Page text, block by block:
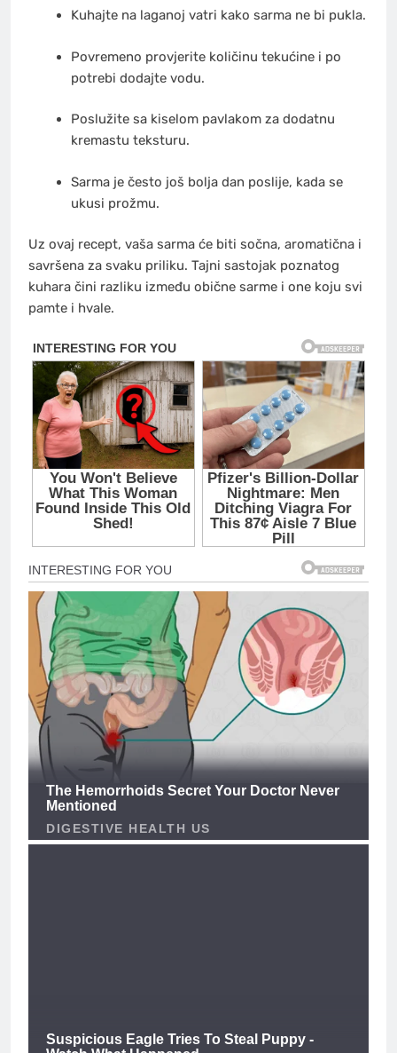
Kuhajte na laganoj vatri kako sarma ne bi pukla.
Povremeno provjerite količinu tekućine i po
potrebi dodajte vodu.
Poslužite sa kiselom pavlakom za dodatnu
kremastu teksturu.
Sarma je često još bolja dan poslije, kada se
ukusi prožmu.
Uz ovaj recept, vaša sarma će biti sočna, aromatična i
savršena za svaku priliku. Tajni sastojak poznatog
kuhara čini razliku između obične sarme i one koju svi
pamte i hvale.